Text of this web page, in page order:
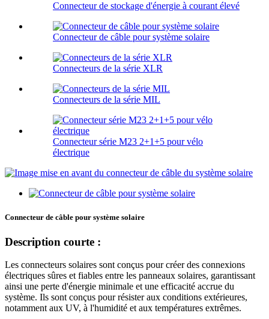
Connecteur de stockage d'énergie à courant élevé
Connecteur de câble pour système solaire
Connecteurs de la série XLR
Connecteurs de la série MIL
Connecteur série M23 2+1+5 pour vélo
électrique
Connecteur de câble pour système solaire
Description courte :
Les connecteurs solaires sont conçus pour créer des connexions
électriques sûres et fiables entre les panneaux solaires, garantissant
ainsi une perte d'énergie minimale et une efficacité accrue du
système. Ils sont conçus pour résister aux conditions extérieures,
notamment aux UV, à l'humidité et aux températures extrêmes.